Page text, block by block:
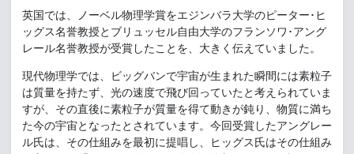
英国では、ノーベル物理学賞をエジンバラ大学のピーター･ヒ
ッグス名誉教授とブリュッセル自由大学のフランソワ･アング
レール名誉教授が受賞したことを、大きく伝えていました。
現代物理学では、ビッグバンで宇宙が生まれた瞬間には素粒子
は質量を持たず、光の速度で飛び回っていたと考えられていま
すが、その直後に素粒子が質量を得て動きが鈍り、物質に満ち
た今の宇宙となったとされています。今回受賞したアングレー
ル氏は、その仕組みを最初に提唱し、ヒッグス氏はその仕組み